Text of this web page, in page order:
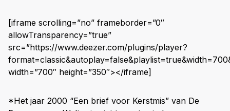
[iframe scrolling=”no” frameborder=”0″
allowTransparency=”true”
src=”https://www.deezer.com/plugins/player?
width=”700″ height=”350″></iframe]
*Het jaar 2000 “Een brief voor Kerstmis” van De